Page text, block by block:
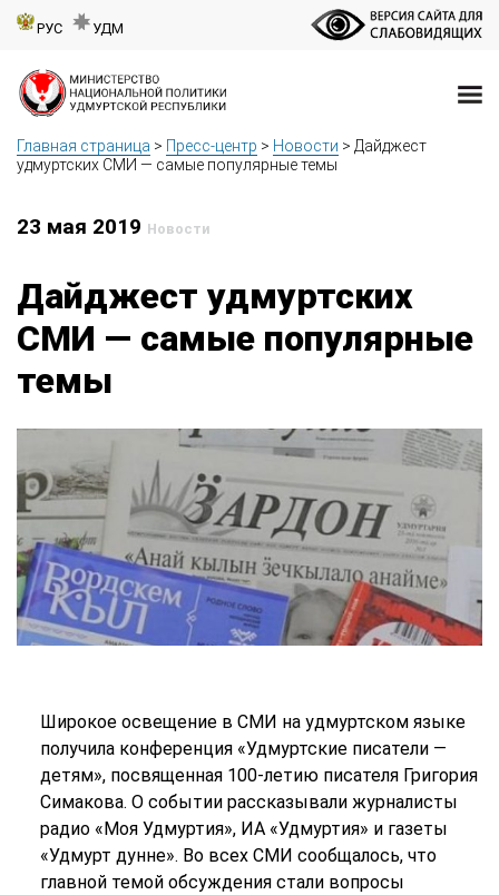
РУС УДМ
Главная страница > Пресс-центр > Новости > Дайджест
удмуртских СМИ — самые популярные темы
23 мая 2019 Новости
Дайджест удмуртских
СМИ — самые популярные
темы
Широкое освещение в СМИ на удмуртском языке
получила конференция «Удмуртские писатели —
детям», посвященная 100-летию писателя Григория
Симакова. О событии рассказывали журналисты
радио «Моя Удмуртия», ИА «Удмуртия» и газеты
«Удмурт дунне». Во всех СМИ сообщалось, что
главной темой обсуждения стали вопросы